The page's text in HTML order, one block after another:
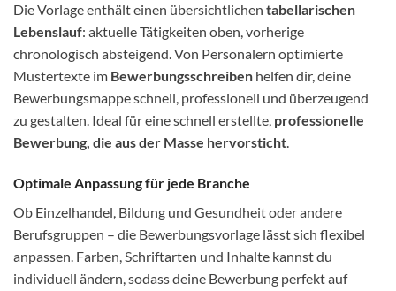
Die Vorlage enthält einen übersichtlichen tabellarischen
Lebenslauf: aktuelle Tätigkeiten oben, vorherige
chronologisch absteigend. Von Personalern optimierte
Mustertexte im Bewerbungsschreiben helfen dir, deine
Bewerbungsmappe schnell, professionell und überzeugend
zu gestalten. Ideal für eine schnell erstellte, professionelle
Bewerbung, die aus der Masse hervorsticht.
Optimale Anpassung für jede Branche
Ob Einzelhandel, Bildung und Gesundheit oder andere
Berufsgruppen – die Bewerbungsvorlage lässt sich flexibel
anpassen. Farben, Schriftarten und Inhalte kannst du
individuell ändern, sodass deine Bewerbung perfekt auf